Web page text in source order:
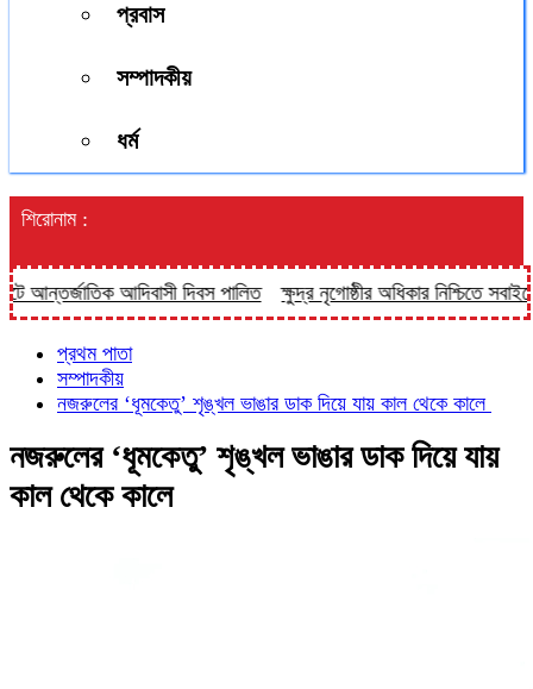
প্রবাস
সম্পাদকীয়
ধর্ম
শিরোনাম :
আদিবাসী দিবস পালিত ক্ষুদ্র নৃগোষ্ঠীর অধিকার নিশ্চিতে সবাইকে
প্রথম পাতা
সম্পাদকীয়
নজরুলের ‘ধূমকেতু’ শৃঙ্খল ভাঙার ডাক দিয়ে যায় কাল থেকে কালে
নজরুলের ‘ধূমকেতু’ শৃঙ্খল ভাঙার ডাক দিয়ে যায়
কাল থেকে কালে